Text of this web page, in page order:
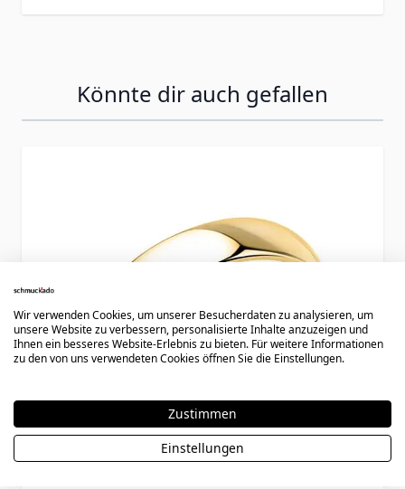
Könnte dir auch gefallen
Wir verwenden Cookies, um unserer Besucherdaten zu analysieren, um
unsere Website zu verbessern, personalisierte Inhalte anzuzeigen und
Ihnen ein besseres Website-Erlebnis zu bieten. Für weitere Informationen
zu den von uns verwendeten Cookies öffnen Sie die Einstellungen.
Zustimmen
Einstellungen